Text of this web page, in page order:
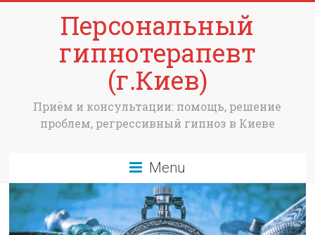
Персональный
гипнотерапевт
(г.Киев)
Приём и консультации: помощь, решение
проблем, регрессивный гипноз в Киеве
Menu